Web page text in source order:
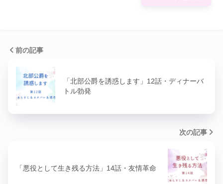
前の記事
「北部公爵を誘惑します」12話・ディナーバ
トル勃発
次の記事
「悪役として生き残る方法」14話・友情革命